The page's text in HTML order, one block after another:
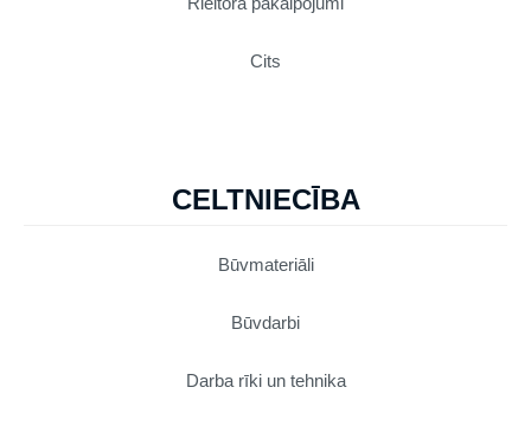
Cits
CELTNIECĪBA
Būvmateriāli
Būvdarbi
Darba rīki un tehnika